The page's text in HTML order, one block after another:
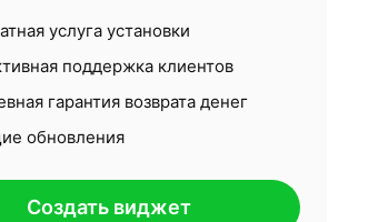
услуга установки
поддержка клиентов
гарантия возврата денег
обновления
Создать виджет